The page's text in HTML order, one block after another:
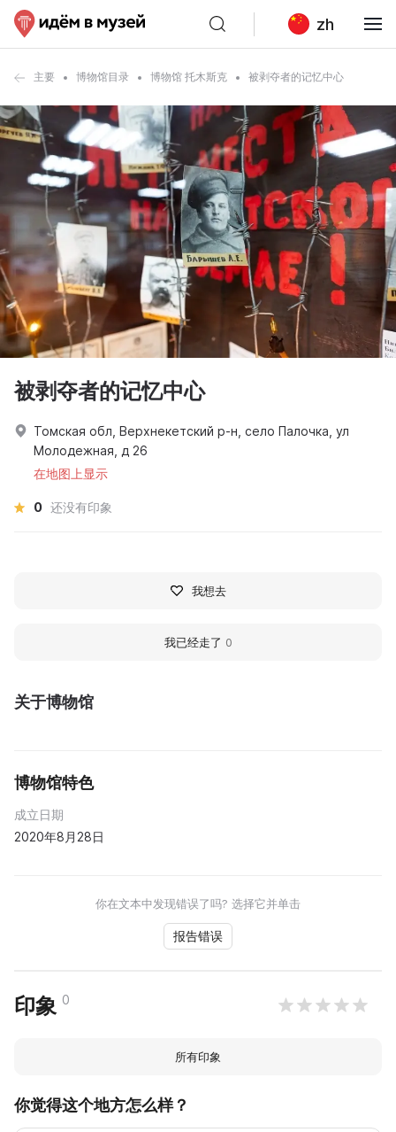
zh
主要 博物馆目录 博物馆 托木斯克 被剥夺者的记忆中心
关于博物馆
博物馆特色
成立日期
2020年8月28日
你在文本中发现错误了吗? 选择它并单击
报告错误
印象 0
所有印象
你觉得这个地方怎么样？
被剥夺者的记忆中心
Томская обл, Верхнекетский р-н, село Палочка, ул
Молодежная, д 26
在地图上显示
0 还没有印象
我想去
我已经走了 0